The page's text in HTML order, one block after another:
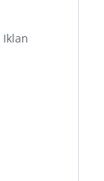
Iklan